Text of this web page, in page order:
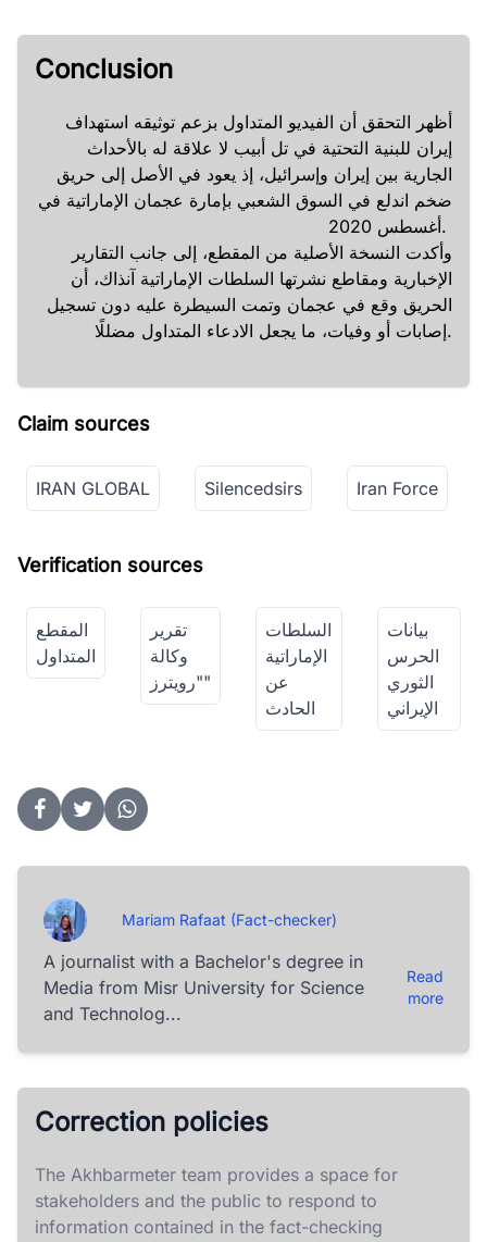
Conclusion
أظهر التحقق أن الفيديو المتداول بزعم توثيقه استهداف
إيران للبنية التحتية في تل أبيب لا علاقة له بالأحداث
الجارية بين إيران وإسرائيل، إذ يعود في الأصل إلى حريق
ضخم اندلع في السوق الشعبي بإمارة عجمان الإماراتية في
أغسطس 2020.
وأكدت النسخة الأصلية من المقطع، إلى جانب التقارير
الإخبارية ومقاطع نشرتها السلطات الإماراتية آنذاك، أن
الحريق وقع في عجمان وتمت السيطرة عليه دون تسجيل
إصابات أو وفيات، ما يجعل الادعاء المتداول مضللًا.
Claim sources
IRAN GLOBAL Silencedsirs Iran Force
Verification sources
المقطع
المتداول
تقرير
وكالة
"رويترز"
السلطات
الإماراتية
عن
الحادث
بيانات
الحرس
الثوري
الإيراني
Mariam Rafaat (Fact-checker)
A journalist with a Bachelor's degree in
Media from Misr University for Science
and Technolog...
Read
more
Correction policies
The Akhbarmeter team provides a space for
stakeholders and the public to respond to
information contained in the fact-checking